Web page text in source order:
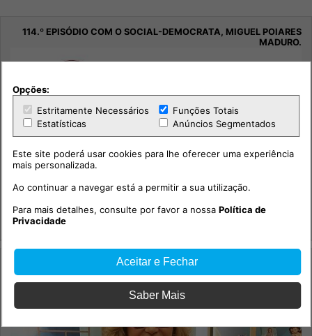
114.º episódio com o social-democrata, Miguel Poiares
Opções:
Estritamente Necessários
Funções Totais
Estatísticas
Anúncios Segmentados
Este site poderá usar cookies para lhe oferecer uma experiência
mais personalizada.
Ao continuar a navegar está a permitir a sua utilização.
Para mais detalhes, consulte por favor a nossaPolítica de
Privacidade
Aceitar e Fechar
Saber Mais